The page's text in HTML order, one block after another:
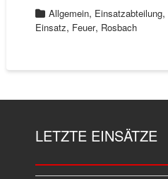
Allgemein, Einsatzabteilung,
Einsatz, Feuer, Rosbach
LETZTE EINSÄTZE